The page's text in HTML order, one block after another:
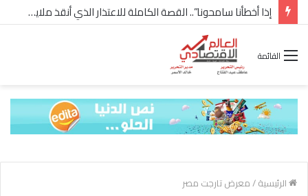
إذا أخطأنا سامحونا”.. القصة الكاملة للاعتذار الذي أنقذ ملايين “إعمار” في الساحل الشمالي
القائمة
الرئيسية/معرض تارجت مصر